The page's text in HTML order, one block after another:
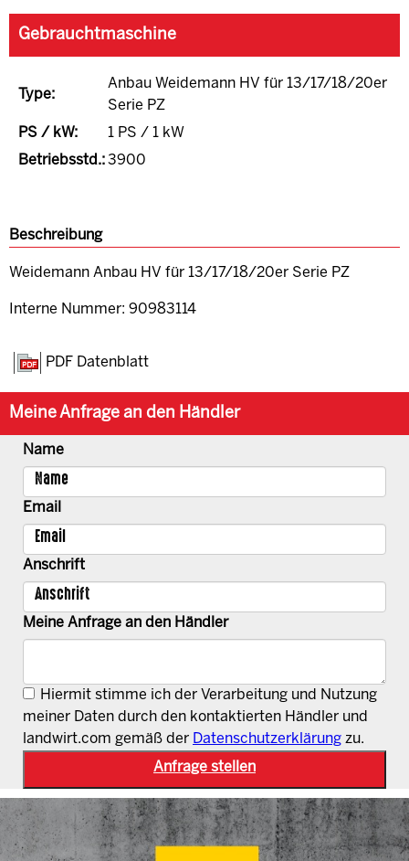
Gebrauchtmaschine
Type:
Anbau Weidemann HV für 13/17/18/20er
Serie PZ
PS / kW:
1 PS / 1 kW
Betriebsstd.: 3900
Beschreibung
Weidemann Anbau HV für 13/17/18/20er Serie PZ
Interne Nummer: 90983114
PDF Datenblatt
Meine Anfrage an den Händler
Name
Email
Anschrift
Meine Anfrage an den Händler
Hiermit stimme ich der Verarbeitung und Nutzung
meiner Daten durch den kontaktierten Händler und
landwirt.com gemäß der Datenschutzerklärung zu.